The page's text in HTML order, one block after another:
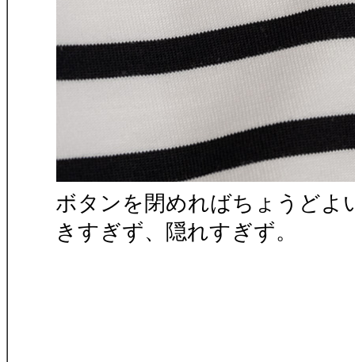
ボタンを閉めればちょうどよ
きすぎず、隠れすぎず。